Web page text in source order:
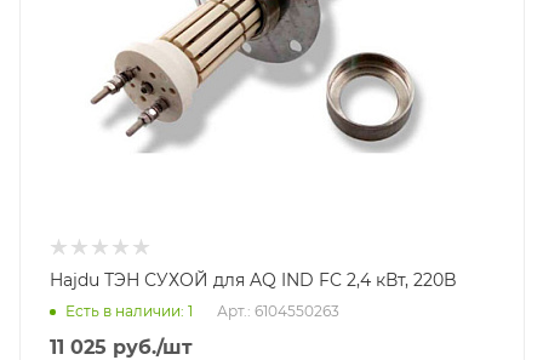
Hajdu ТЭН СУХОЙ для AQ IND FC 2,4 кВт, 220B
Есть в наличии: 1 Арт.: 6104550263
11 025 руб./шт